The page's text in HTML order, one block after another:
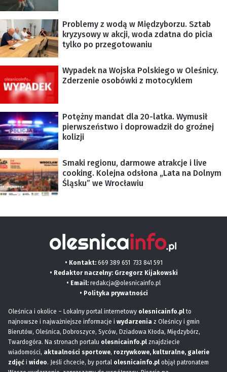
Problemy z wodą w Międzyborzu. Sztab
kryzysowy w akcji, woda zdatna do picia
tylko po przegotowaniu
Wypadek na Wojska Polskiego w Oleśnicy.
Zderzenie osobówki z motocyklem
Potężny mandat dla 20-latka. Wymusił
pierwszeństwo i doprowadził do groźnej
kolizji
Smaki regionu, darmowe atrakcje i live
cooking. Kolejna odsłona „Lata na Dolnym
Śląsku” we Wrocławiu
• Kontakt: 669 389 651 733 841 591
• Redaktor naczelny: Grzegorz Kijakowski
• Email: redakcja@olesnicainfo.pl
• Polityka prywatności
Oleśnica i okolice – Lokalny portal internetowy olesnicainfo.plto
najnowsze i najważniejsze informacje i wydarzenia z Oleśnicy i gmin
Bierutów, Oleśnica, Dobroszyce, Syców, Dziadowa Kłoda, Międzybórz,
Twardogóra. Na stronach portalu olesnicainfo.pl znajdziecie
wiadomości, aktualności sportowe, rozrywkowe, kulturalne, galerie
zdjęć i wideo. Jeśli chcecie, by portal olesnicainfo.pl objął patronatem